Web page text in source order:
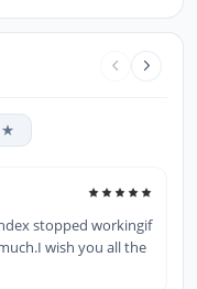
stopped workingif
wish you all the